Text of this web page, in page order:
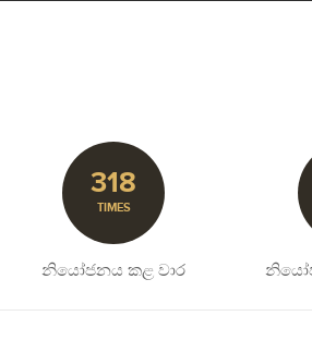
318
TIMES
නියෝජනය කළ වාර